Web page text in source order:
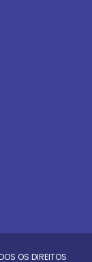
OS DIREITOS